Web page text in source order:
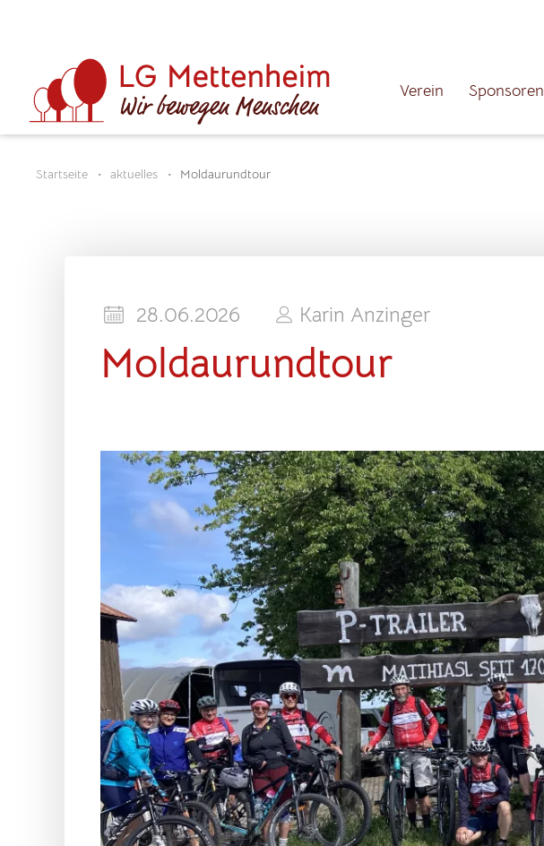
Verein Sponsoren
Startseite aktuelles Moldaurundtour
28.06.2026 Karin Anzinger
Moldaurundtour